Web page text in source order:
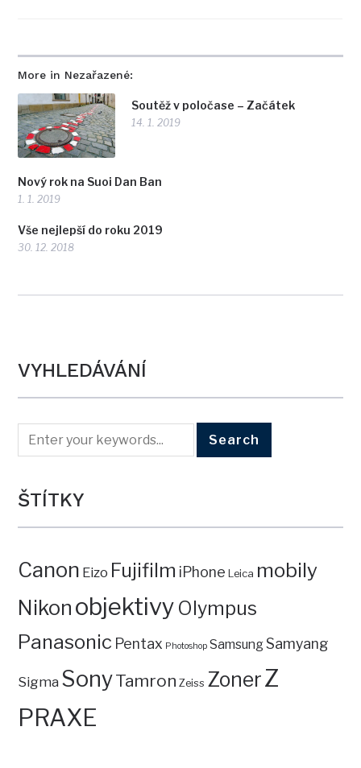
More in Nezařazené:
Soutěž v poločase – Začátek
14. 1. 2019
Nový rok na Suoi Dan Ban
1. 1. 2019
Vše nejlepší do roku 2019
30. 12. 2018
VYHLEDÁVÁNÍ
ŠTÍTKY
Canon Eizo Fujifilm iPhone Leica mobily
Nikon objektivy Olympus
Panasonic Pentax Photoshop SamsungSamyang
Sigma SonyTamron Zeiss ZonerZ
PRAXE